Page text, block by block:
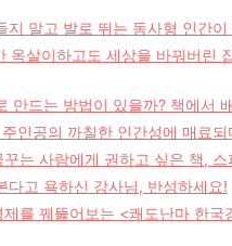
지 말고 발로 뛰는 동사형 인간이
옥살이하고도 세상을 바꿔버린
만드는 방법이 있을까? 책에서
인공의 까칠한 인간성에 매료되
는 사람에게 권하고 싶은 책, 스
다고 욕하신 강사님, 반성하세요!
를 꿰뚫어보는 <쾌도난마 한